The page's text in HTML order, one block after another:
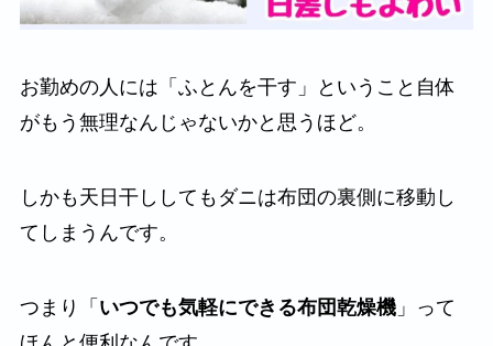
お勤めの人には「ふとんを干す」ということ自体
がもう無理なんじゃないかと思うほど。
しかも天日干ししてもダニは布団の裏側に移動し
てしまうんです。
つまり「 いつでも気軽にできる布団乾燥機」って